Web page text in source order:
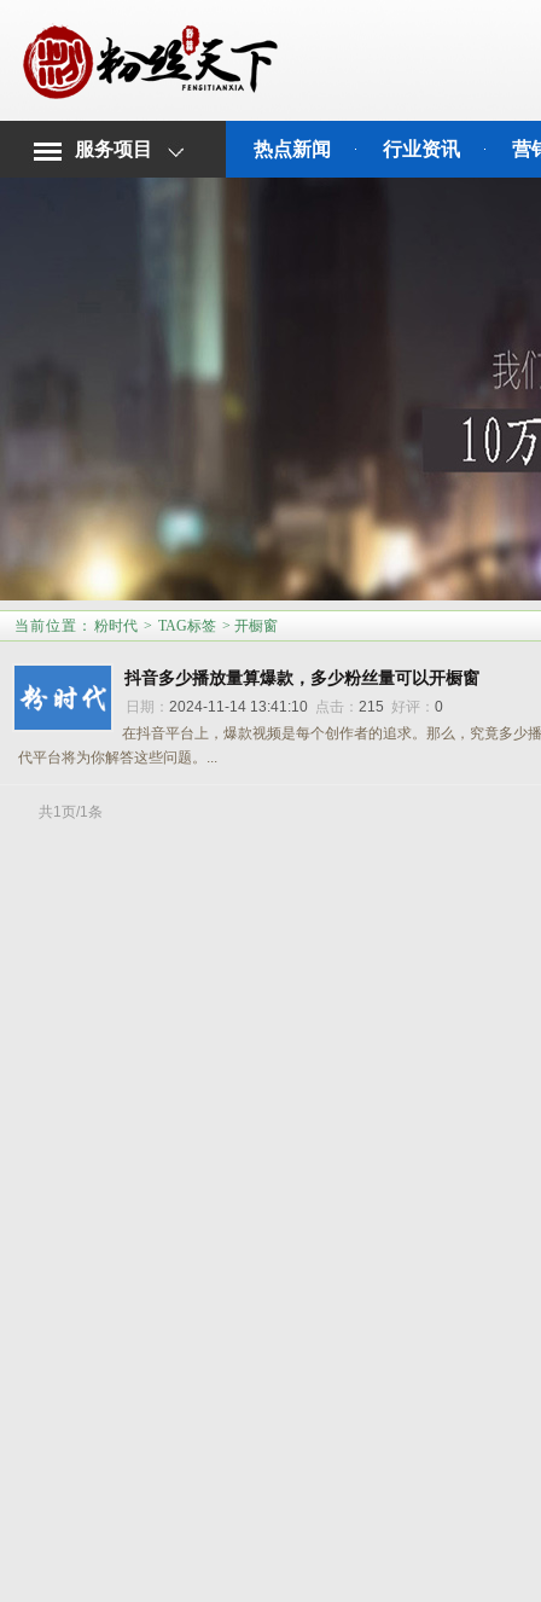
服务项目 热点新闻 行业资讯 营
当前位置 ： 粉时代 > TAG标签 > 开橱窗
抖音多少播放量算爆款，多少粉丝量可以开橱窗
日期： 2024-11-14 13:41:10 点击： 215 好评： 0
在抖音平台上，爆款视频是每个创作者的追求。那么，究竟多少
代平台将为你解答这些问题。...
共1页/1条